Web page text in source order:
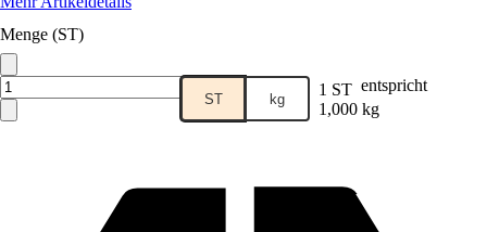
Menge (ST)
ST kg 1 ST entspricht
1,000 kg